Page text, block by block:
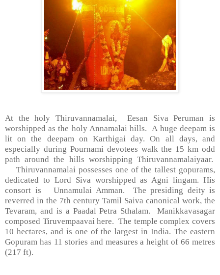
At the holy Thiruvannamalai, Eesan Siva Peruman is
worshipped as the holy Annamalai hills. A huge deepam is
lit on the deepam on Karthigai day. On all days, and
especially during Pournami devotees walk the 15 km odd
path around the hills worshipping Thiruvannamalaiyaar.
Thiruvannamalai possesses one of the tallest gopurams,
dedicated to Lord Siva worshipped as Agni lingam. His
consort is Unnamulai Amman. The presiding deity is
reverred in the 7th century Tamil Saiva canonical work, the
Tevaram, and is a Paadal Petra Sthalam. Manikkavasagar
composed Tiruvempaavai here. The temple complex covers
10 hectares, and is one of the largest in India. The eastern
Gopuram has 11 stories and measures a height of 66 metres
(217 ft).